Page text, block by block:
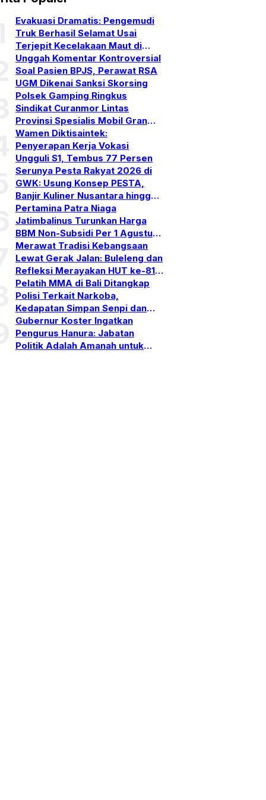
Evakuasi Dramatis: Pengemudi
Truk Berhasil Selamat Usai
Terjepit Kecelakaan Maut di
Gerokgak, Buleleng
Unggah Komentar Kontroversial
Soal Pasien BPJS, Perawat RSA
UGM Dikenai Sanksi Skorsing
Polsek Gamping Ringkus
Sindikat Curanmor Lintas
Provinsi Spesialis Mobil Gran
Max
Wamen Diktisaintek:
Penyerapan Kerja Vokasi
Ungguli S1, Tembus 77 Persen
Serunya Pesta Rakyat 2026 di
GWK: Usung Konsep PESTA,
Banjir Kuliner Nusantara hingga
Pesta Kembang Api
Pertamina Patra Niaga
Jatimbalinus Turunkan Harga
BBM Non-Subsidi Per 1 Agustus
2026
Merawat Tradisi Kebangsaan
Lewat Gerak Jalan: Buleleng dan
Refleksi Merayakan HUT ke-81
RI
Pelatih MMA di Bali Ditangkap
Polisi Terkait Narkoba,
Kedapatan Simpan Senpi dan
Puluhan Amunisi
Gubernur Koster Ingatkan
Pengurus Hanura: Jabatan
Politik Adalah Amanah untuk